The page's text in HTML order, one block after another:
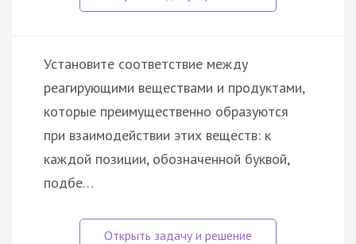
Установите соответствие между
реагирующими веществами и продуктами,
которые преимущественно образуются
при взаимодействии этих веществ: к
каждой позиции, обозначенной буквой,
подбе…